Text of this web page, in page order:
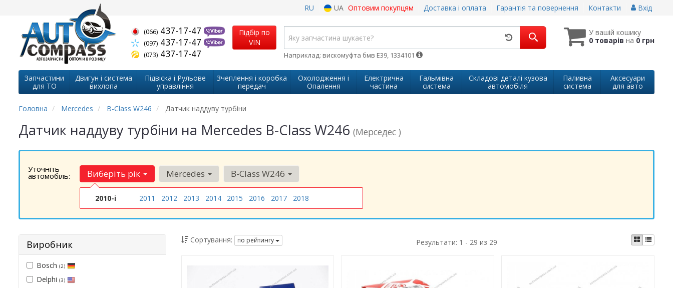
RU UA Оптовим покупцям Доставка і оплата Гарантія та повернення Контакти Вхід
(066) 437-17-47
(097) 437-17-47
(073) 437-17-47
Підбір по
VIN
У вашій кошику
0 товарів на 0 грн
Наприклад: вискомуфта бмв Е39, 1334101
Запчастини
для ТО
Двигун і система
вихлопа
Підвіска і Рульове
управління
Зчеплення і коробка
передач
Охолодження і
Опалення
Електрична
частина
Гальмівна
система
Складові деталі кузова
автомобіля
Паливна
система
Аксесуари
для авто
Головна Mercedes B-Class W246 Датчик наддуву турбіни
Датчик наддуву турбіни на Mercedes B-Class W246 (Мерседес )
Уточніть
автомобіль: Виберіть рік
2010-і 2011 2012 2013 2014 2015 2016 2017 2018
Mercedes B-Class W246
Виробник
Bosch (2)
Delphi (3)
Сортування: по рейтингу Результати: 1 - 29 из 29